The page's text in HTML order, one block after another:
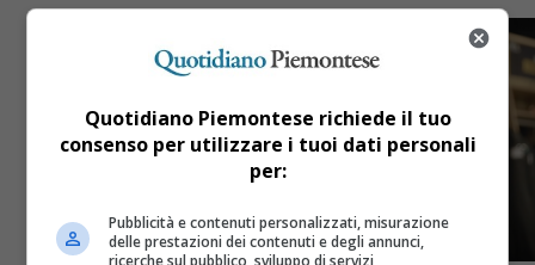
Quotidiano Piemontese richiede il tuo
consenso per utilizzare i tuoi dati personali
per:
Pubblicità e contenuti personalizzati, misurazione
delle prestazioni dei contenuti e degli annunci,
ricerche sul pubblico, sviluppo di servizi